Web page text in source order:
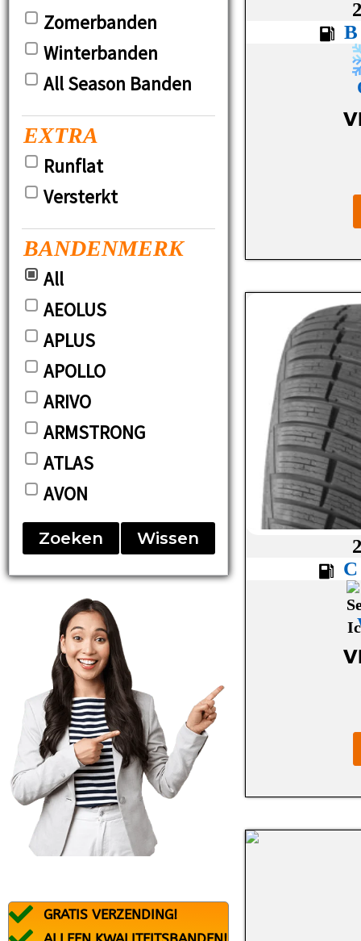
Zomerbanden
Winterbanden
All Season Banden
EXTRA
Runflat
Versterkt
BANDENMERK
All
AEOLUS
APLUS
APOLLO
ARIVO
ARMSTRONG
ATLAS
AVON
BARUM
BF-GOODRICH
BFGOODRICH
BLACK ARROW
BRIDGESTONE
CONTINENTAL
DEBICA
DUNLOP
DURATURN
FALKEN
FEDERAL
FIREMAX
FORTUNA
Zoeken Wissen
GRATIS VERZENDING!
B
C